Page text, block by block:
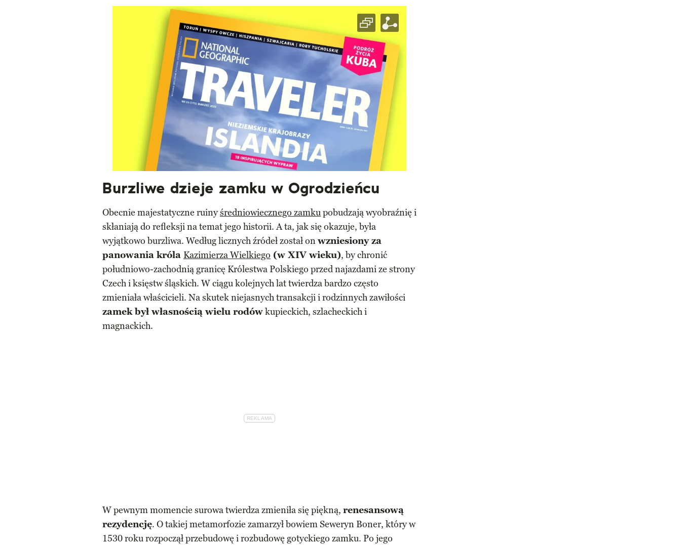
Burzliwe dzieje zamku w Ogrodzieńcu
Obecnie majestatyczne ruinyśredniowiecznego zamkupobudzają wyobraźnię i
skłaniają do refleksji na temat jego historii. A ta, jak się okazuje, była
wyjątkowo burzliwa. Według licznych źródeł został onwzniesiony za
panowania króla Kazimierza Wielkiego (w XIV wieku), by chronić
południowo-zachodnią granicę Królestwa Polskiego przed najazdami ze strony
Czech i księstw śląskich. W ciągu kolejnych lat twierdza bardzo często
zmieniała właścicieli. Na skutek niejasnych transakcji i rodzinnych zawiłości
zamek był własnością wielu rodówkupieckich, szlacheckich i
magnackich.
W pewnym momencie surowa twierdza zmieniła się piękną, renesansową
rezydencję. O takiej metamorfozie zamarzył bowiem Seweryn Boner, który w
1530 roku rozpoczął przebudowę i rozbudowę gotyckiego zamku. Po jego